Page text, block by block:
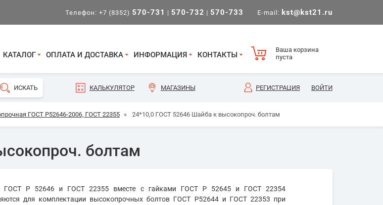
Телефон: +7 (8352) 570-731 | 570-732 | 570-733 E-mail: kst@kst21.ru
КАТАЛОГ ОПЛАТА И ДОСТАВКА ИНФОРМАЦИЯ КОНТАКТЫ
Ваша корзина
пуста
КАЛЬКУЛЯТОР МАГАЗИНЫ РЕГИСТРАЦИЯ ВОЙТИ
ГОСТ Р52646-2006, ГОСТ 22355 » 24*10,0 ГОСТ 52646 Шайба к высокопроч. болтам
болтам
ГОСТ Р 52646 и ГОСТ 22355 вместе с гайками ГОСТ Р 52645 и ГОСТ 22354
для комплектации высокопрочных болтов ГОСТ Р52644 и ГОСТ 22353 при